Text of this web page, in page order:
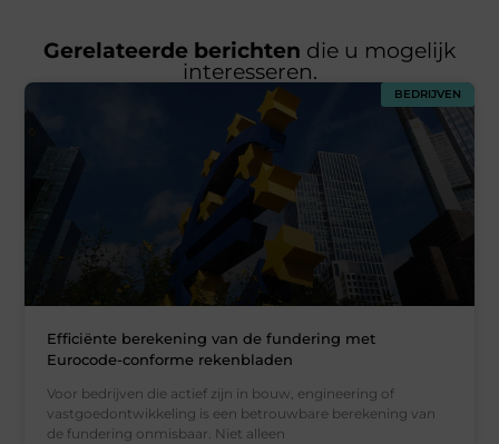
Gerelateerde berichten die u mogelijk
interesseren.
BEDRIJVEN
Efficiënte berekening van de fundering met
Eurocode-conforme rekenbladen
Voor bedrijven die actief zijn in bouw, engineering of
vastgoedontwikkeling is een betrouwbare berekening van
de fundering onmisbaar. Niet alleen